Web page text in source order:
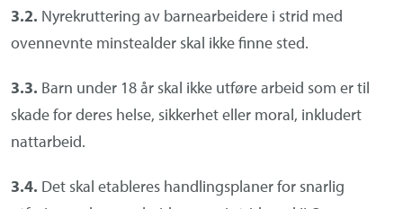
3.2. Nyrekruttering av barnearbeidere i strid med
ovennevnte minstealder skal ikke finne sted.
3.3. Barn under 18 år skal ikke utføre arbeid som er til
skade for deres helse, sikkerhet eller moral, inkludert
nattarbeid.
3.4. Det skal etableres handlingsplaner for snarlig